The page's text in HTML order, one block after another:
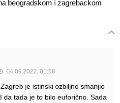
beogradskom i zagrebackom
04.09.2022. 01:58
je istinski ozbiljno smanjio
da tada je to bilo euforično. Sada